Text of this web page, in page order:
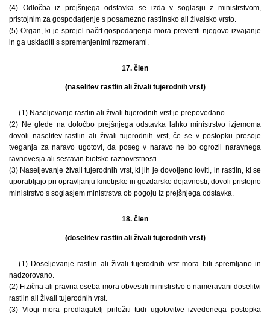
(4) Odločba iz prejšnjega odstavka se izda v soglasju z ministrstvom,
pristojnim za gospodarjenje s posamezno rastlinsko ali živalsko vrsto.
(5) Organ, ki je sprejel načrt gospodarjenja mora preveriti njegovo izvajanje
in ga uskladiti s spremenjenimi razmerami.
17. člen
(naselitev rastlin ali živali tujerodnih vrst)
(1) Naseljevanje rastlin ali živali tujerodnih vrst je prepovedano.
(2) Ne glede na določbo prejšnjega odstavka lahko ministrstvo izjemoma
dovoli naselitev rastlin ali živali tujerodnih vrst, če se v postopku presoje
tveganja za naravo ugotovi, da poseg v naravo ne bo ogrozil naravnega
ravnovesja ali sestavin biotske raznovrstnosti.
(3) Naseljevanje živali tujerodnih vrst, ki jih je dovoljeno loviti, in rastlin, ki se
uporabljajo pri opravljanju kmetijske in gozdarske dejavnosti, dovoli pristojno
ministrstvo s soglasjem ministrstva ob pogoju iz prejšnjega odstavka.
18. člen
(doselitev rastlin ali živali tujerodnih vrst)
(1) Doseljevanje rastlin ali živali tujerodnih vrst mora biti spremljano in
nadzorovano.
(2) Fizična ali pravna oseba mora obvestiti ministrstvo o nameravani doselitvi
rastlin ali živali tujerodnih vrst.
(3) Vlogi mora predlagatelj priložiti tudi ugotovitve izvedenega postopka